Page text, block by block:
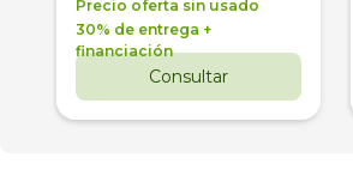
Precio oferta sin usado
30% de entrega +
financiación
Consultar